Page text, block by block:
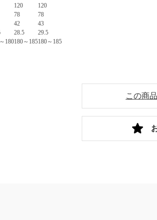
120
120
78
78
42
43
28.5
29.5
180180～185180～185
この商